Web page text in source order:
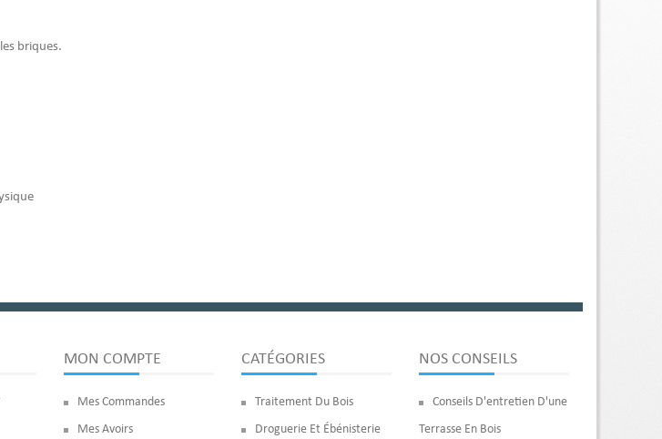
briques.
MON COMPTE
Mes Commandes
Mes Avoirs
CATÉGORIES
Traitement Du Bois
Droguerie Et Ébénisterie
NOS CONSEILS
Conseils D'entretien D'une
Terrasse En Bois